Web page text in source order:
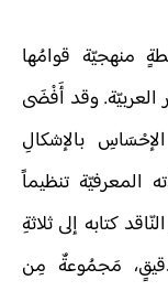
منهجيّة قوامُها
العربيّة. وقد أَفْضَى
بالإشكالِ
المعرفيّة تنظيماً
كتابه إلى ثلاثةِ
مَجمُوعةٌ مِن